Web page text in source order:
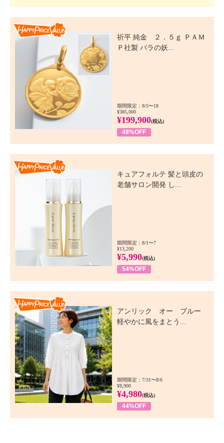
祈平 純金 ２．５ｇ ＰＡＭ
Ｐ社製 バラの妖...
期間限定：8/5〜18
¥385,000
¥199,900(税込)
48%OFF
キュアフォルテ 髪と頭皮の
老舗サロン開発 し...
期間限定：8/1〜7
¥13,200
¥5,990(税込)
54%OFF
アンリック オー ブルー
軽やかに風をまとう...
期間限定：7/31〜8/6
¥8,900
¥4,980(税込)
44%OFF